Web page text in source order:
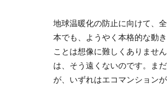
地球温暖化の防止に向けて、
本でも、ようやく本格的な動
ことは想像に難しくありませ
は、そう遠くないのです。ま
が、いずれはエコマンション